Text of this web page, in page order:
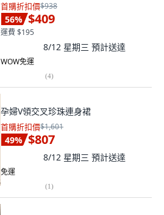
首購折扣價$938
56% $409
運費 $195
8/12 星期三 預計送達
WOW免運
(4)
孕婦V領交叉珍珠連身裙
首購折扣價$1,601
49% $807
8/12 星期三 預計送達
免運
(1)